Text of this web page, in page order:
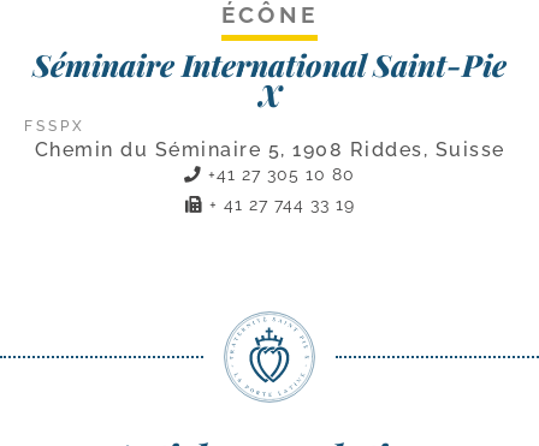
ÉCÔNE
Séminaire International Saint-Pie
X
FSSPX
Chemin du Séminaire 5, 1908 Riddes, Suisse
+41 27 305 10 80
+ 41 27 744 33 19